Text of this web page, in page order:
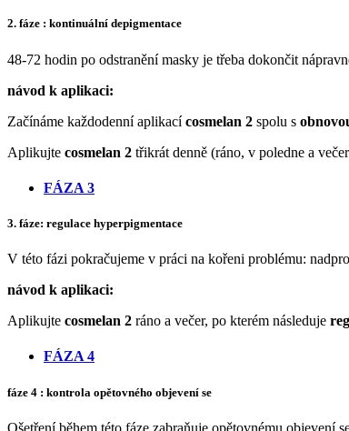
2. fáze : kontinuální depigmentace
48-72 hodin po odstranění masky je třeba dokončit
návod k aplikaci:
Začínáme každodenní aplikacícosmelan 2 spolu s
Aplikujte cosmelan 2 třikrát denně (ráno, v poledne a
FÁZA 3
3. fáze: regulace hyperpigmentace
V této fázi pokračujeme v práci na kořeni problému:
návod k aplikaci:
Aplikujte cosmelan 2 ráno a večer, po kterém následuje
FÁZA 4
fáze 4 : kontrola opětovného objevení se
Ošetření během této fáze zabraňuje opětovnému